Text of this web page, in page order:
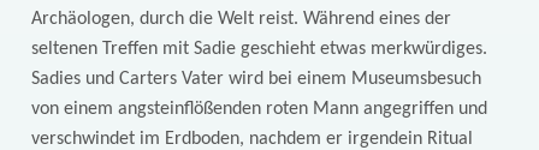
Archäologen, durch die Welt reist. Während eines der
seltenen Treffen mit Sadie geschieht etwas merkwürdiges.
Sadies und Carters Vater wird bei einem Museumsbesuch
von einem angsteinflößenden roten Mann angegriffen und
verschwindet im Erdboden, nachdem er irgendein Ritual